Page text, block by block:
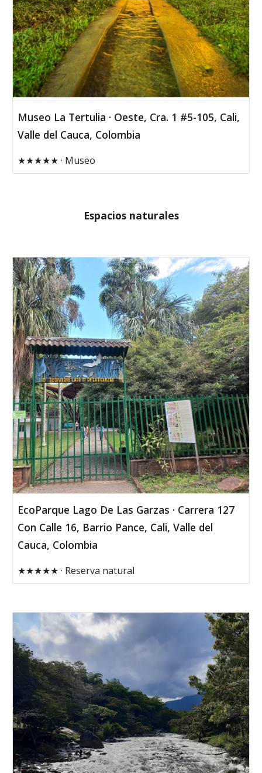
Museo La Tertulia · Oeste, Cra. 1 #5-105, Cali,
Valle del Cauca, Colombia
★★★★★ · Museo
Espacios naturales
EcoParque Lago De Las Garzas · Carrera 127
Con Calle 16, Barrio Pance, Cali, Valle del
Cauca, Colombia
★★★★★ · Reserva natural